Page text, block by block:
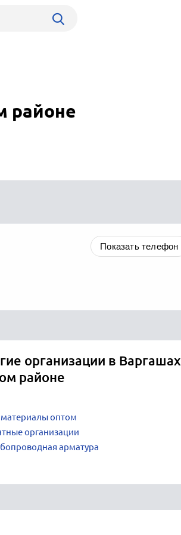
районе
Показать телефон
организации в Варгашах
районе
оптом
организации
арматура